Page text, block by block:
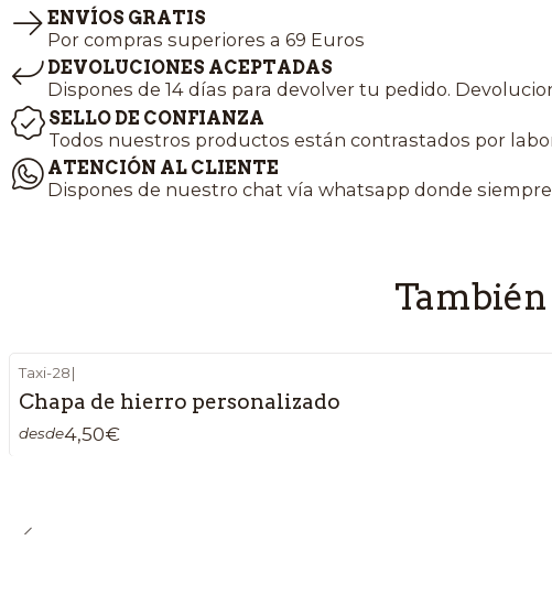
ENVÍOS GRATIS
Por compras superiores a 69 Euros
DEVOLUCIONES ACEPTADAS
Dispones de 14 días para devolver tu pedido.
SELLO DE CONFIANZA
Todos nuestros productos están contrastados por
ATENCIÓN AL CLIENTE
Dispones de nuestro chat vía whatsapp donde
Taxi-28|
Chapa de hierro personalizado
desde4,50€